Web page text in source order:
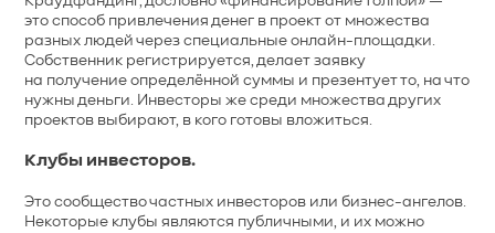
это способ привлечения денег в проект от множества
разных людей через специальные онлайн-площадки.
Собственник регистрируется, делает заявку
на получение определённой суммы и презентует то, на что
нужны деньги. Инвесторы же среди множества других
проектов выбирают, в кого готовы вложиться.
Клубы инвесторов.
Это сообщество частных инвесторов или бизнес-ангелов.
Некоторые клубы являются публичными, и их можно